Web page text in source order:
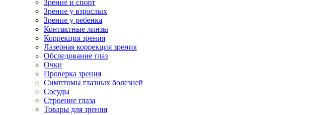
Зрение и спорт
Зрение у взрослых
Зрение у ребенка
Контактные линзы
Коррекция зрения
Лазерная коррекция зрения
Обследование глаз
Очки
Проверка зрения
Симптомы глазных болезней
Сосуды
Строение глаза
Товары для зрения